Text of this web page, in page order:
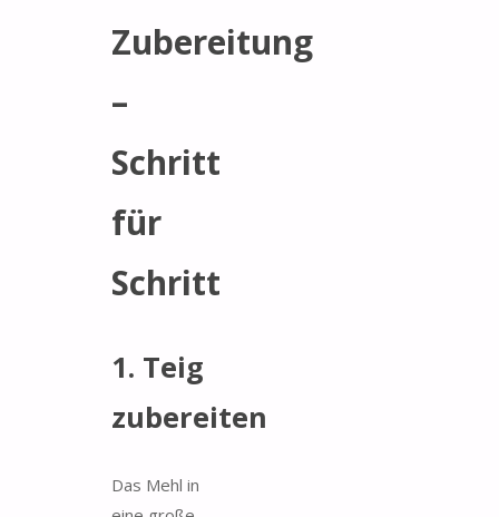
Zubereitung
–
Schritt
für
Schritt
1. Teig
zubereiten
Das Mehl in